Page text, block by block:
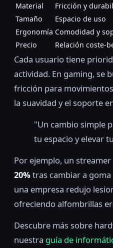
Material
Fricción y
Tamaño
Espacio de uso
Ergonomía Comodidad y
Precio
Relación coste-
Cada usuario tiene
actividad. En gaming, se
fricción para
la suavidad y el soporte
"Un cambio simple
tu espacio y elevar
Por ejemplo, un
20%tras cambiar a
una empresa redujo
ofreciendo alfombrillas
Descubre más sobre
nuestra guía de